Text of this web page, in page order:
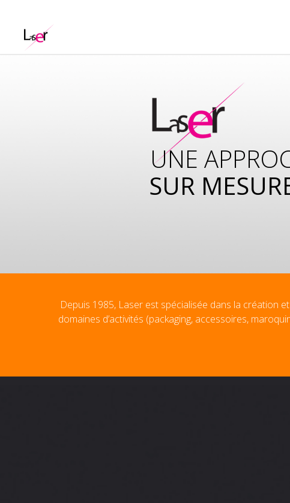
SUR
UNE
Depuis 1985, Laser est spécialisée dans la création
domaines d’activités (packaging, accessoires,